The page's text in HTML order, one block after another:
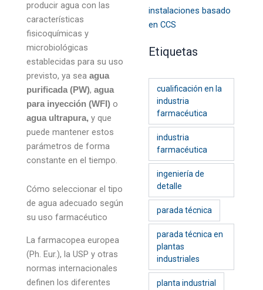
producir agua con las
características
fisicoquímicas y
microbiológicas
establecidas para su uso
previsto, ya sea agua
purificada (PW), agua
para inyección (WFI)o
agua ultrapura, y que
puede mantener estos
parámetros de forma
constante en el tiempo.
Cómo seleccionar el tipo
de agua adecuado según
su uso farmacéutico
La farmacopea europea
(Ph. Eur.), la USP y otras
normas internacionales
definen los diferentes
instalaciones basado
en CCS
Etiquetas
cualificación en la
industria
farmacéutica
industria
farmacéutica
ingeniería de
detalle
parada técnica
parada técnica en
plantas
industriales
planta industrial